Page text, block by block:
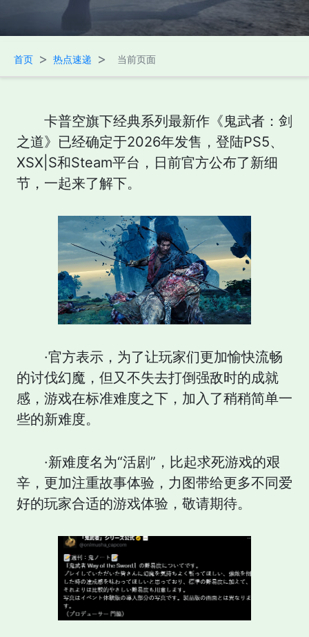
首页 > 热点速递 > 当前页面
卡普空旗下经典系列最新作《鬼武者：剑
之道》已经确定于2026年发售，登陆PS5、
XSX|S和Steam平台，日前官方公布了新细
节，一起来了解下。
·官方表示，为了让玩家们更加愉快流畅
的讨伐幻魔，但又不失去打倒强敌时的成就
感，游戏在标准难度之下，加入了稍稍简单一
些的新难度。
·新难度名为“活剧”，比起求死游戏的艰
辛，更加注重故事体验，力图带给更多不同爱
好的玩家合适的游戏体验，敬请期待。